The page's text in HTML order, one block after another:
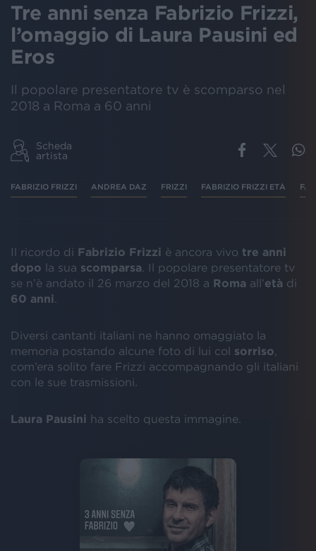
Tre anni senza Fabrizio Frizzi,
l’omaggio di Laura Pausini ed
Eros
Il popolare presentatore tv è scomparso nel
2018 a Roma a 60 anni
Scheda
artista
FABRIZIO FRIZZI ANDREA DAZ FRIZZI FABRIZIO FRIZZI ETÀ
Il ricordo di Fabrizio Frizzi è ancora vivo tre anni
dopo la sua scomparsa . Il popolare presentatore tv
se n’è andato il 26 marzo del 2018 a Roma all’età di
60 anni
Diversi cantanti italiani ne hanno omaggiato la
memoria postando alcune foto di lui col sorriso
com’era solito fare Frizzi accompagnando gli italiani
con le sue trasmissioni.
Laura Pausini ha scelto questa immagine.